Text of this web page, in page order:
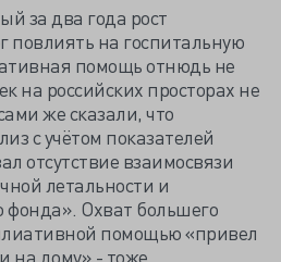
за два года рост
повлиять на госпитальную
помощь отнюдь не
на российских просторах не
же сказали, что
с учётом показателей
отсутствие взаимосвязи
летальности и
фонда». Охват большего
помощью «привел
на дому» - тоже